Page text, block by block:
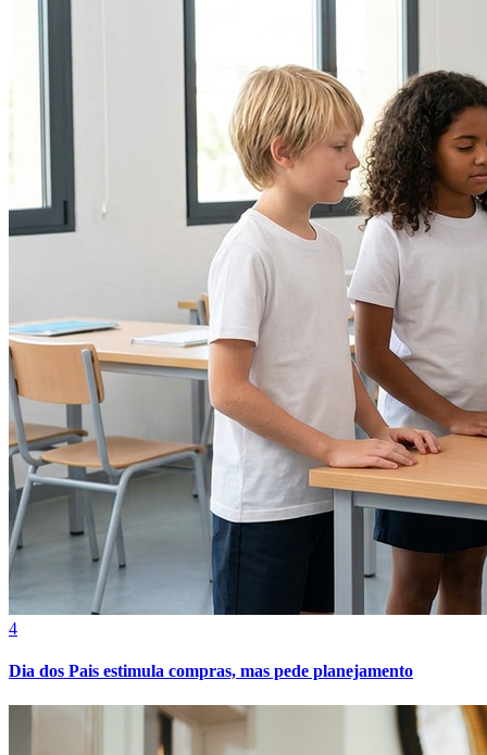
4
Dia dos Pais estimula compras, mas pede planejamento